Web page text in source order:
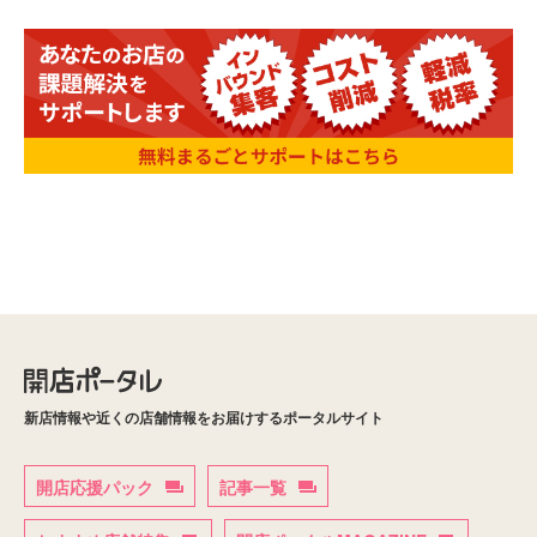
新店情報や近くの店舗情報をお届けするポータルサイト
開店応援パック 記事一覧